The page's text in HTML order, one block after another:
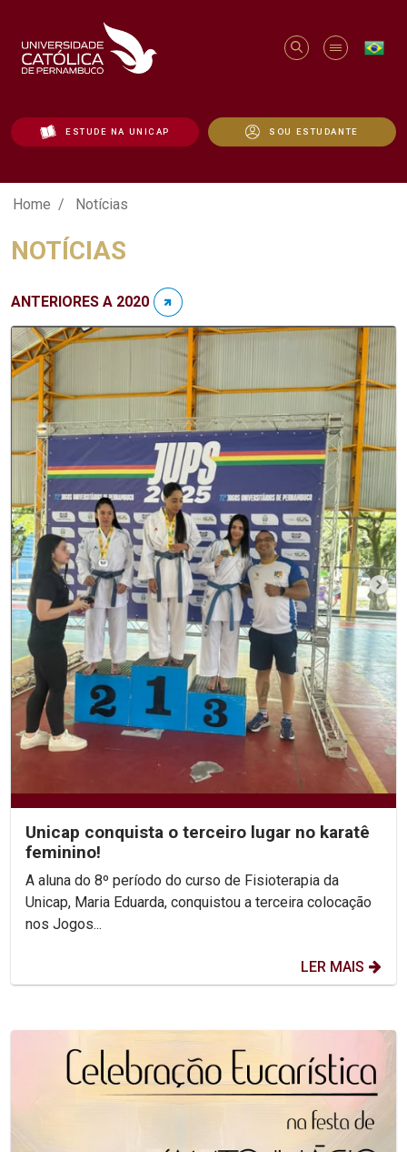
ESTUDE NA UNICAP SOU ESTUDANTE
Notícias - Unicap
Home Notícias
NOTÍCIAS
ANTERIORES A 2020
Unicap conquista o terceiro lugar no karatê
feminino!
A aluna do 8º período do curso de Fisioterapia da
Unicap, Maria Eduarda, conquistou a terceira colocação
nos Jogos...
LER MAIS